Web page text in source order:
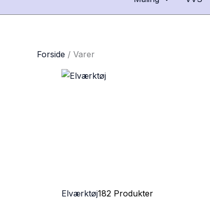
Forside / Varer
Elværktøj182 Produkter